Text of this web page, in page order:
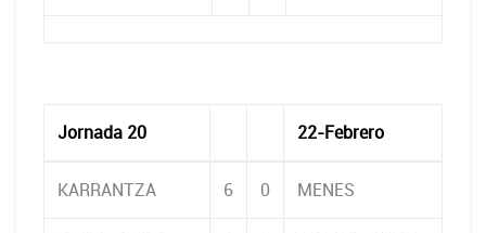
Jornada 20 22-Febrero
KARRANTZA 6 0 MENES